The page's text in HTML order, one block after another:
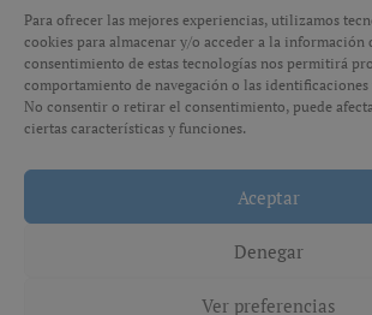
Para ofrecer las mejores experiencias, utilizamos
cookies para almacenar y/o acceder a la información
consentimiento de estas tecnologías nos permitirá
comportamiento de navegación o las identificaciones
No consentir o retirar el consentimiento, puede
ciertas características y funciones.
Aceptar
Denegar
Ver preferencias
Avís legal
Política de privacitat
Copyright © All rights reserved